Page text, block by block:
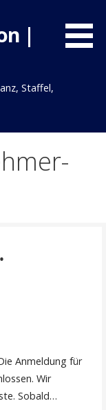
|
Staffel,
Anmeldung für
Wir
Sobald…